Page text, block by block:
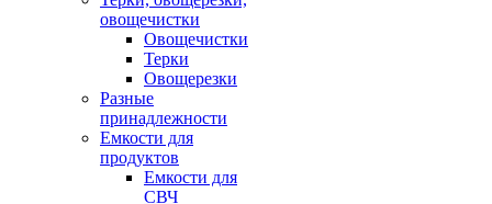
овощечистки
Овощечистки
Терки
Овощерезки
Разные
принадлежности
Емкости для
продуктов
Емкости для
СВЧ